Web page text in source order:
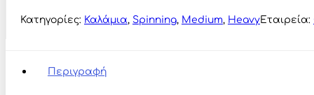
270MH
ποσότητα
Κατηγορίες: Καλάμια, Spinning, Medium, HeavyΕταιρεία:
Περιγραφή